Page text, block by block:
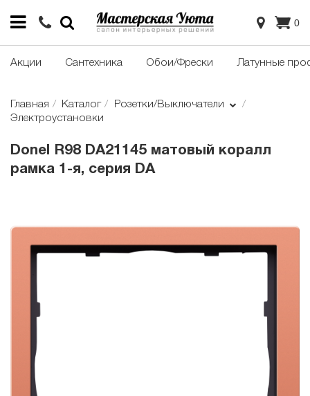
0
Акции Сантехника Обои/Фрески Латунные
Главная Каталог
Розетки/Выключатели
Электроустановки
Donel R98 DA21145 матовый коралл
рамка 1-я, серия DA